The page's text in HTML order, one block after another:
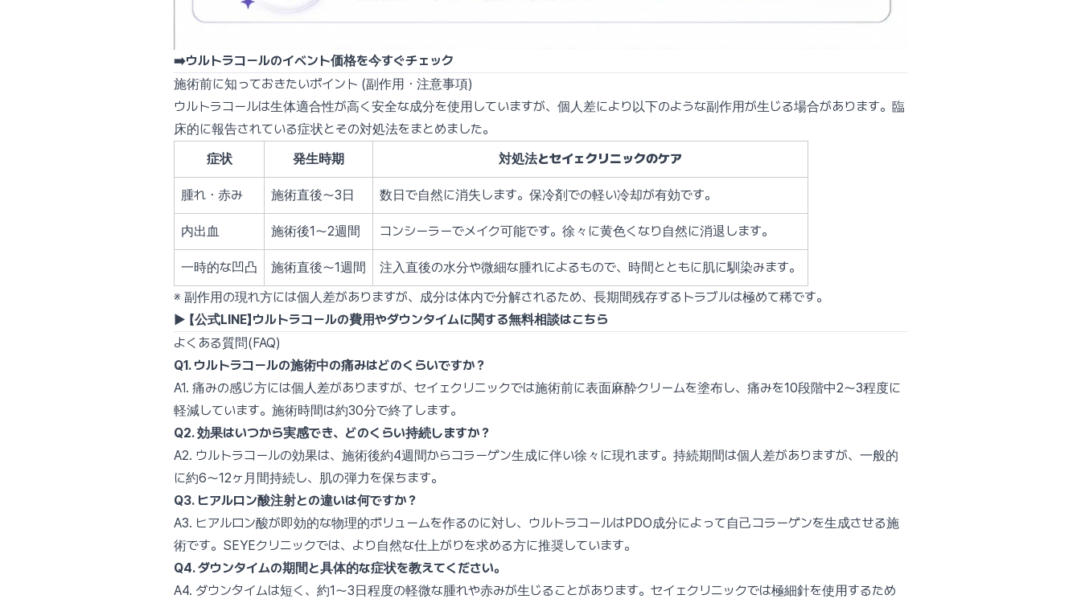
➡️ウルトラコールのイベント価格を今すぐチェック
施術前に知っておきたいポイント (副作用・注意事項)
ウルトラコールは生体適合性が高く安全な成分を使用していますが、個人差により以下のような副作用が生じる場合があります。臨
床的に報告されている症状とその対処法をまとめました。
症状
発生時期 対処法とセイェクリニックのケア
腫れ・赤み 施術直後〜3日 数日で自然に消失します。保冷剤での軽い冷却が有効です。
内出血 施術後1〜2週間 コンシーラーでメイク可能です。徐々に黄色くなり自然に消退します。
一時的な凹凸 施術直後〜1週間
注入直後の水分や微細な腫れによるもので、時間とともに肌に馴染みます。
※ 副作用の現れ方には個人差がありますが、成分は体内で分解されるため、長期間残存するトラブルは極めて稀です。
▶︎ 【公式LINE】ウルトラコールの費用やダウンタイムに関する無料相談はこちら
よくある質問(FAQ)
Q1. ウルトラコールの施術中の痛みはどのくらいですか？
A1. 痛みの感じ方には個人差がありますが、セイェクリニックでは施術前に表面麻酔クリームを塗布し、痛みを10段階中2〜3程度に
軽減しています。施術時間は約30分で終了します。
Q2. 効果はいつから実感でき、どのくらい持続しますか？
A2. ウルトラコールの効果は、施術後約4週間からコラーゲン生成に伴い徐々に現れます。持続期間は個人差がありますが、一般的
に約6〜12ヶ月間持続し、肌の弾力を保ちます。
Q3. ヒアルロン酸注射との違いは何ですか？
A3. ヒアルロン酸が即効的な物理的ボリュームを作るのに対し、ウルトラコールはPDO成分によって自己コラーゲンを生成させる施
術です。SEYEクリニックでは、より自然な仕上がりを求める方に推奨しています。
Q4. ダウンタイムの期間と具体的な症状を教えてください。
A4. ダウンタイムは短く、約1〜3日程度の軽微な腫れや赤みが生じることがあります。セイェクリニックでは極細針を使用するため